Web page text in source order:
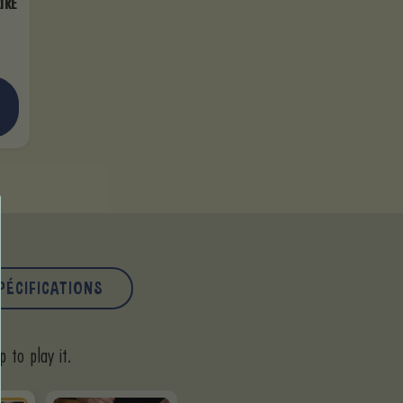
to play it.